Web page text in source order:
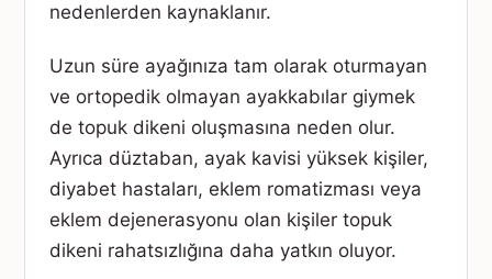
nedenlerden kaynaklanır.
Uzun süre ayağınıza tam olarak oturmayan
ve ortopedik olmayan ayakkabılar giymek
de topuk dikeni oluşmasına neden olur.
Ayrıca düztaban, ayak kavisi yüksek kişiler,
diyabet hastaları, eklem romatizması veya
eklem dejenerasyonu olan kişiler topuk
dikeni rahatsızlığına daha yatkın oluyor.